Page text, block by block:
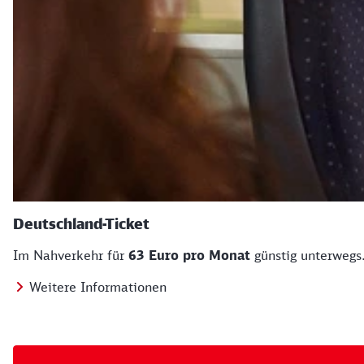
Deutschland-Ticket
Im Nahverkehr für 63 Euro pro Monat günstig
Weitere Informationen